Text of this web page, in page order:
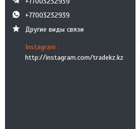
+77003232939
Другие виды связи
Instagram
http://instagram.com/tradekz.kz